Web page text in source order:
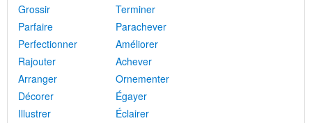
Grossir
Terminer
Parfaire
Parachever
Perfectionner
Améliorer
Rajouter
Achever
Arranger
Ornementer
Décorer
Égayer
Illustrer
Éclairer